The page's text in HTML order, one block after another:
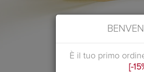
È il tuo primo
[-